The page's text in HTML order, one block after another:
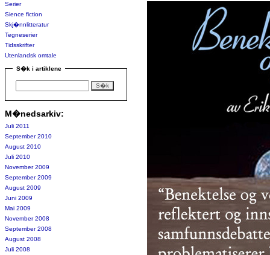
Serier
Sience fiction
Skj�nnlitteratur
Tegneserier
Tidsskrifter
Utenlandsk omtale
S�k i artiklene
M�nedsarkiv:
Juli 2011
September 2010
August 2010
Juli 2010
November 2009
September 2009
August 2009
Juni 2009
Mai 2009
November 2008
September 2008
August 2008
Juli 2008